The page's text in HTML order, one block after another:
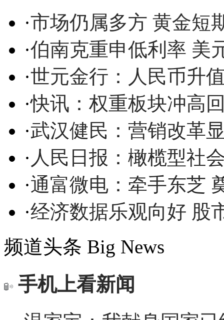
·市场仍属多方 黄金短
·伯南克重申低利率 美
·世元金行：人民币升
·快讯：权重板块冲高
·武汉健民：营销改革
· 人民日报：橄榄型社
·通富微电：牵手东芝
·经济数据乐观向好 股
频道头条 Big News
手机上看新闻